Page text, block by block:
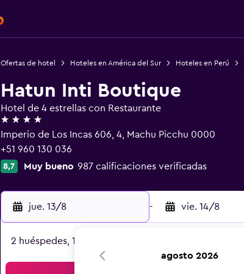
Ofertas de hotel Hoteles en América del Sur Hoteles en Perú
Hatun Inti Boutique
Hotel de 4 estrellas con Restaurante
4 estrellas
Imperio de Los Incas 606, 4, Machu Picchu 0000
+51 960 130 036
8,7 Muy bueno 987 calificaciones verificadas
jue. 13/8 - vie. 14/8
2 huéspedes, 1 habitación
agosto 2026